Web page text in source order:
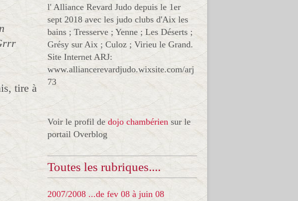
tire à
l' Alliance Revard Judo depuis le 1er
sept 2018 avec les judo clubs d'Aix les
bains ; Tresserve ; Yenne ; Les Déserts ;
Grésy sur Aix ; Culoz ; Virieu le Grand.
Site Internet ARJ:
www.alliancerevardjudo.wixsite.com/arj
73
Voir le profil de dojo chambérien sur le
portail Overblog
Toutes les rubriques....
2007/2008 ...de fev 08 à juin 08